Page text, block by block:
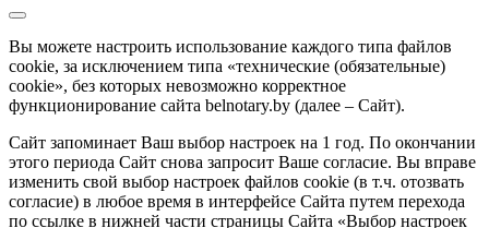
Вы можете настроить использование каждого типа файлов
cookie, за исключением типа «технические (обязательные)
cookie», без которых невозможно корректное
функционирование сайта belnotary.by (далее – Сайт).
Сайт запоминает Ваш выбор настроек на 1 год. По окончании
этого периода Сайт снова запросит Ваше согласие. Вы вправе
изменить свой выбор настроек файлов cookie (в т.ч. отозвать
согласие) в любое время в интерфейсе Сайта путем перехода
по ссылке в нижней части страницы Сайта «Выбор настроек